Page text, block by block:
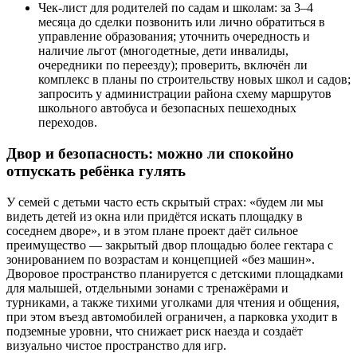
Чек-лист для родителей по садам и школам: за 3–4
месяца до сделки позвонить или лично обратиться в
управление образования; уточнить очередность и
наличие льгот (многодетные, дети инвалиды,
очередники по переезду); проверить, включён ли
комплекс в планы по строительству новых школ и садов;
запросить у администрации района схему маршрутов
школьного автобуса и безопасных пешеходных
переходов.
Двор и безопасность: можно ли спокойно
отпускать ребёнка гулять
У семей с детьми часто есть скрытый страх: «будем ли мы
видеть детей из окна или придётся искать площадку в
соседнем дворе», и в этом плане проект даёт сильное
преимущество — закрытый двор площадью более гектара с
зонированием по возрастам и концепцией «без машин».
Дворовое пространство планируется с детскими площадками
для малышей, отдельными зонами с тренажёрами и
турниками, а также тихими уголками для чтения и общения,
при этом въезд автомобилей ограничен, а парковка уходит в
подземные уровни, что снижает риск наезда и создаёт
визуально чистое пространство для игр.